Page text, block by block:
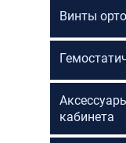
Винты
кабинета